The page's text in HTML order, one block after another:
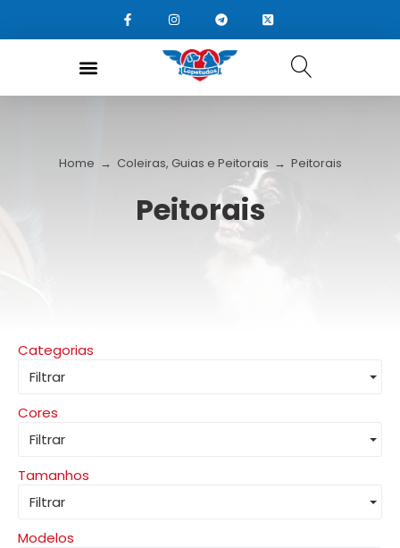
Home → Coleiras, Guias e Peitorais → Peitorais
Peitorais
Categorias
Filtrar
Cores
Filtrar
Tamanhos
Filtrar
Modelos